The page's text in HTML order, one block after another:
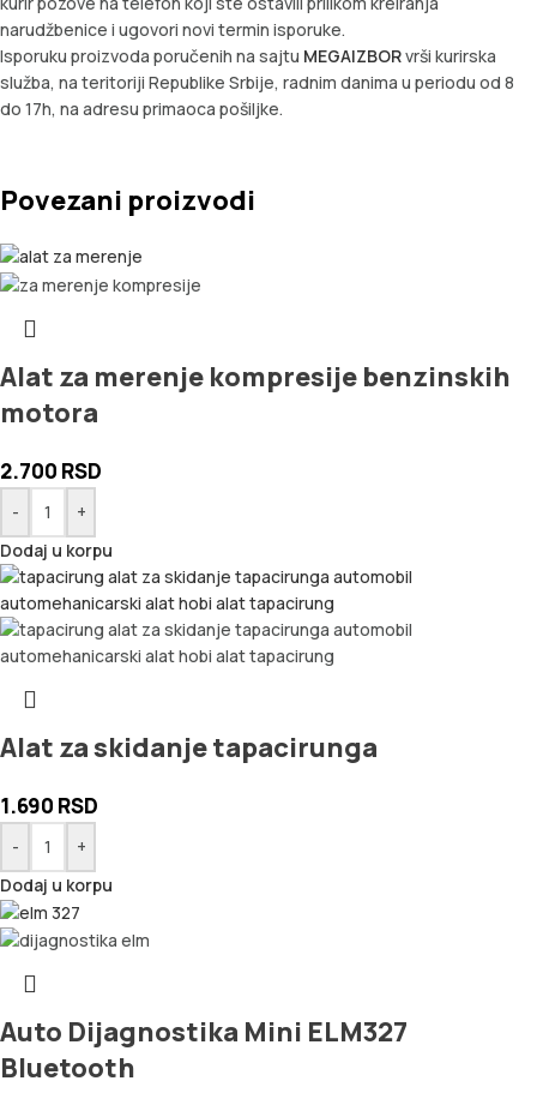
narudžbenice i ugovori novi termin isporuke.
Isporuku proizvoda poručenih na sajtu MEGAIZBORvrši kurirska
služba, na teritoriji Republike Srbije, radnim danima u periodu od 8
do 17h, na adresu primaoca pošiljke.
Povezani proizvodi
Alat za merenje kompresije benzinskih
motora
2.700 RSD
-
+
Dodaj u korpu
Alat za skidanje tapacirunga
1.690 RSD
-
+
Dodaj u korpu
Auto Dijagnostika Mini ELM327
Bluetooth